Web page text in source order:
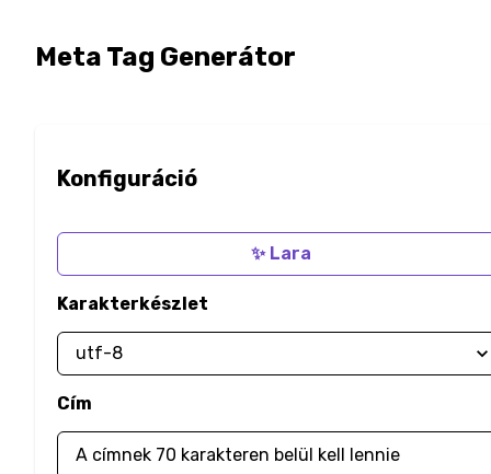
Meta Tag Generátor
Konfiguráció
✨ Lara
Karakterkészlet
Cím